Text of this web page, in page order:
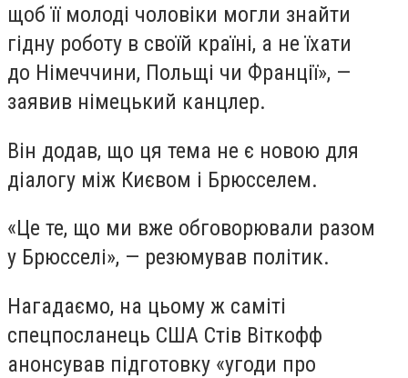
щоб її молоді чоловіки могли знайти
гідну роботу в своїй країні, а не їхати
до Німеччини, Польщі чи Франції», —
заявив німецький канцлер.
Він додав, що ця тема не є новою для
діалогу між Києвом і Брюсселем.
«Це те, що ми вже обговорювали разом
у Брюсселі», — резюмував політик.
Нагадаємо, на цьому ж саміті
спецпосланець США Стів Віткофф
анонсував підготовку «угоди про